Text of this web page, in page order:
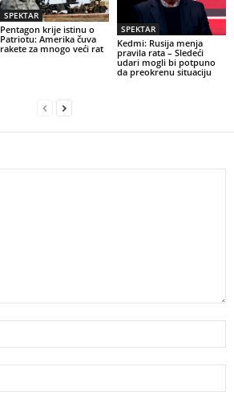
SPEKTAR
Pentagon krije istinu o
Patriotu: Amerika čuva
rakete za mnogo veći rat
SPEKTAR
Kedmi: Rusija menja
pravila rata – Sledeći
udari mogli bi potpuno
da preokrenu situaciju